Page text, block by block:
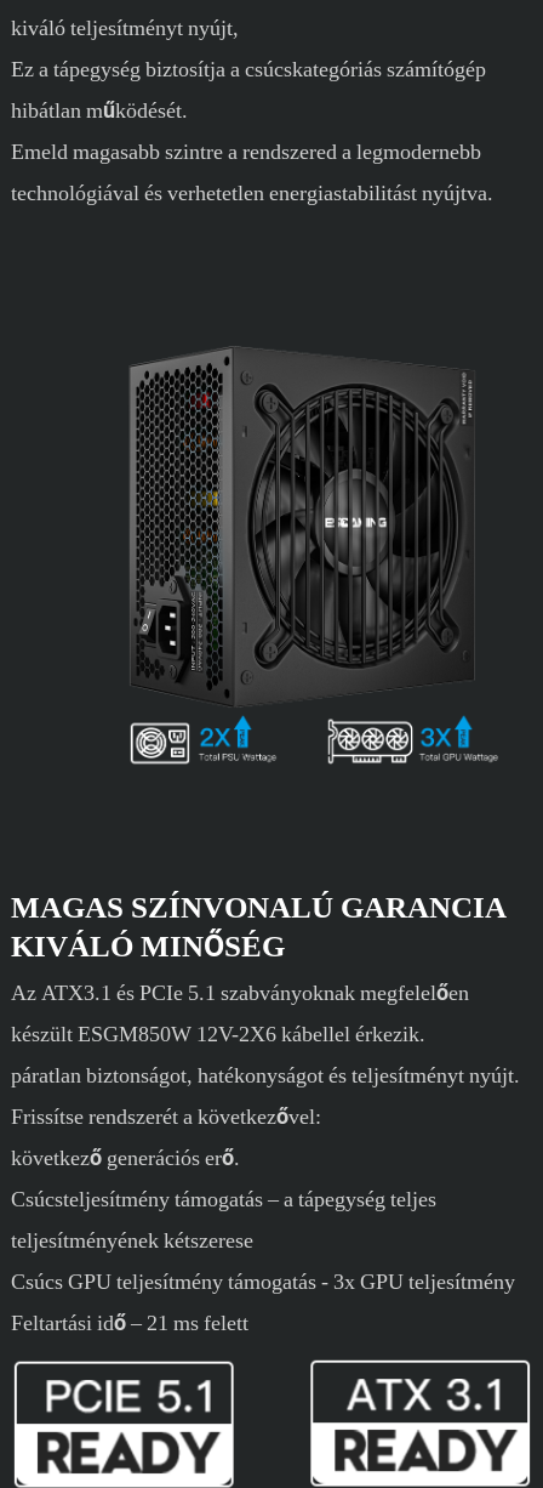
kiváló teljesítményt nyújt,
Ez a tápegység biztosítja a csúcskategóriás számítógép
hibátlan működését.
Emeld magasabb szintre a rendszered a legmodernebb
technológiával és verhetetlen energiastabilitást nyújtva.
MAGAS SZÍNVONALÚ GARANCIA
KIVÁLÓ MINŐSÉG
Az ATX3.1 és PCIe 5.1 szabványoknak megfelelően
készült ESGM850W 12V-2X6 kábellel érkezik.
páratlan biztonságot, hatékonyságot és teljesítményt nyújt.
Frissítse rendszerét a következővel:
következő generációs erő.
Csúcsteljesítmény támogatás – a tápegység teljes
teljesítményének kétszerese
Csúcs GPU teljesítmény támogatás - 3x GPU teljesítmény
Feltartási idő – 21 ms felett